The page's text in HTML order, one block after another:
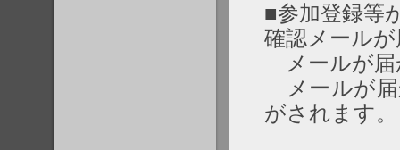
■参加登録等
確認メール
メールが届
メールが届
がされます。